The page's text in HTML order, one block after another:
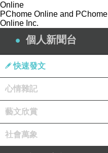
17LIFEBeautyFocus-
塑腰-
17LIFE航海王床包兩
樂天《Chair Empire
管椅凳 茶几 法式鐵藝
樂天【易樂購】桃樂
YLBHA330337-
樂天[美國直購
DDR3 2600 LGA
Online
PChome Online and
Online Inc.
個人新聞台
快速發文
心情雜記
藝文欣賞
社會萬象